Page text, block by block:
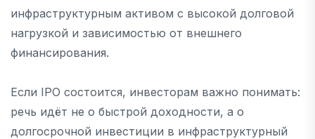
инфраструктурным активом с высокой долговой
нагрузкой и зависимостью от внешнего
финансирования.
Если IPO состоится, инвесторам важно понимать:
речь идёт не о быстрой доходности, а о
долгосрочной инвестиции в инфраструктурный